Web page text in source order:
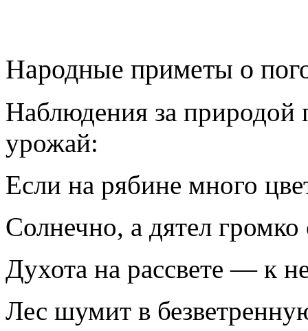
Народные приметы о
Наблюдения за природой
урожай:
Если на рябине много
Солнечно, а дятел
Духота на рассвете — к
Лес шумит в